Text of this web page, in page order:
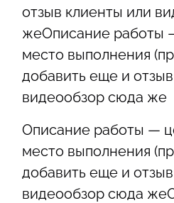
отзыв клиенты или
жеОписание работы
место выполнения
добавить еще и
видеообзор сюда же
Описание работы —
место выполнения
добавить еще и
видеообзор сюда